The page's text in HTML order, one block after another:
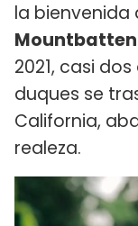
la bienvenida
2021, casi
duques se
California,
realeza.